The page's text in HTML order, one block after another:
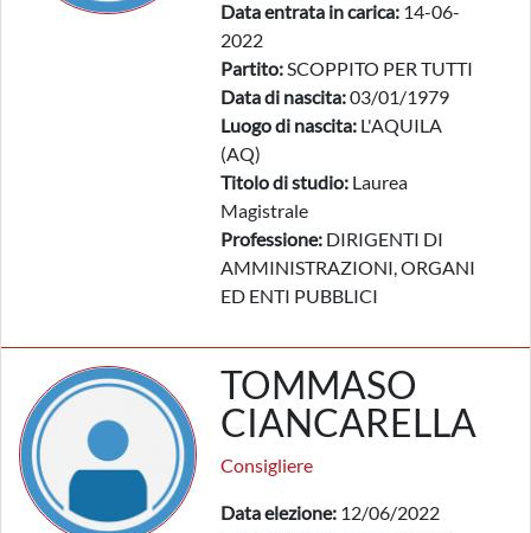
Data entrata in carica: 14-06-
2022
Partito:SCOPPITO PER TUTTI
Data di nascita:03/01/1979
Luogo di nascita: L'AQUILA
(AQ)
Titolo di studio: Laurea
Magistrale
Professione: DIRIGENTI DI
AMMINISTRAZIONI, ORGANI
ED ENTI PUBBLICI
TOMMASO
CIANCARELLA
Consigliere
Data elezione: 12/06/2022